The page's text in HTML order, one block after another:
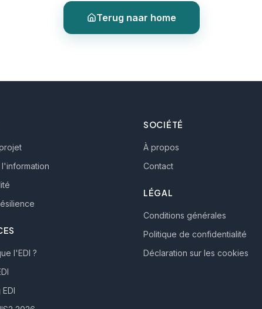
Terug naar home
l'EDI ?
SOCIÉTÉ
À propos
Contact
LÉGAL
Conditions générales
Politique de confidentialité
Déclaration sur les cookies